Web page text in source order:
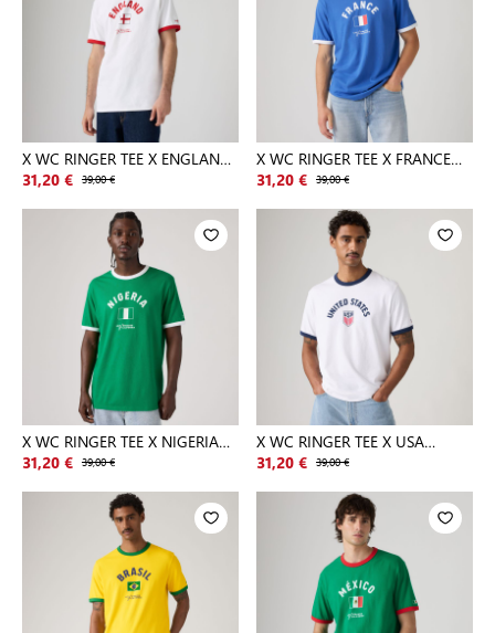
X WC RINGER TEE X ENGLAND
RETR
31,20 € 39,00 €
X WC RINGER TEE X FRANCE
RETRO
31,20 € 39,00 €
X WC RINGER TEE X NIGERIA
RING
31,20 € 39,00 €
X WC RINGER TEE X USA
RETRO RI
31,20 € 39,00 €